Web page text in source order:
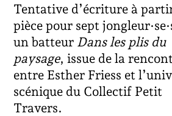
Tentative d’écriture à
pièce pour sept
un batteur Dans les plis du
paysage, issue de la
entre Esther Friess et
scénique du Collectif Petit
Travers.